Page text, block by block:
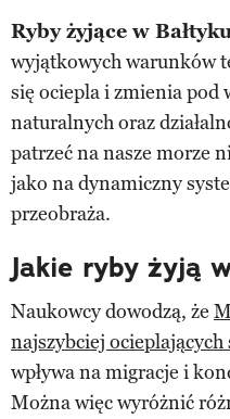
Ryby żyjące w
wyjątkowych warunków
się ociepla i zmienia pod
naturalnych oraz
patrzeć na nasze morze
jako na dynamiczny
przeobraża.
Jakie ryby żyją
Naukowcy dowodzą, że
najszybciej ocieplających
wpływa na migracje i
Można więc wyróżnić